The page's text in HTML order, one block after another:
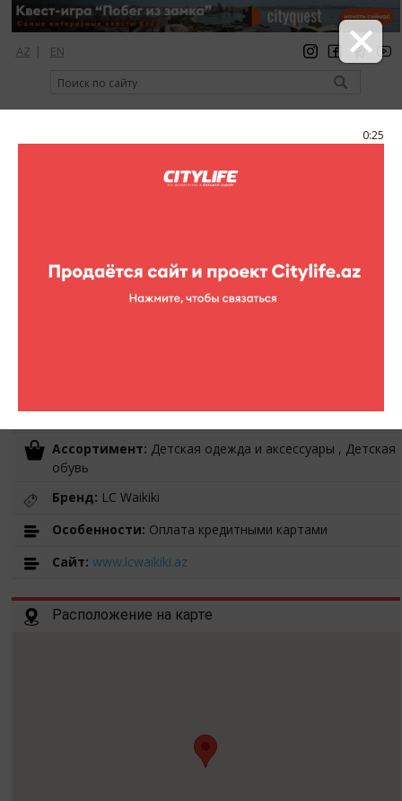
0:25
AZ | EN
регистрация вход Citylife Magazine
Piserro
Время работы:10:00 -21:00
Ассортимент: Детская одежда и аксессуары , Детская
обувь
Бренд: LC Waikiki
Особенности: Оплата кредитными картами
Cайт: www.lcwaikiki.az
Расположение на карте